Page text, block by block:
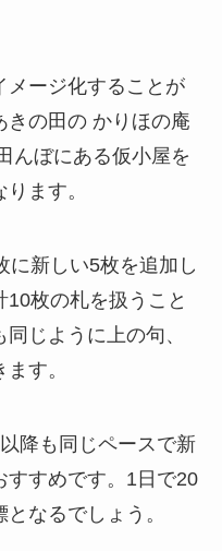
メージ化することが
きの田の かりほの庵
んぼにある仮小屋を
ます。
に新しい5枚を追加し
枚の札を扱うこと
じように上の句、
す。
降も同じペースで新
すすめです。1日で20
なるでしょう。